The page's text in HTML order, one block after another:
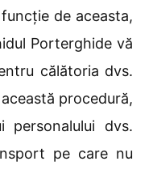
de aceasta,
Porterghide vă
călătoria dvs.
procedură,
personalului dvs.
pe care nu